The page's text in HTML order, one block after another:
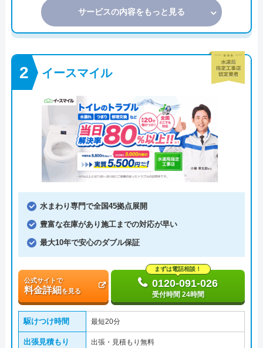
サービスの内容をもっと見る
イースマイル
水まわり専門で全国45拠点展開
豊富な在庫があり施工までの対応が早い
最大10年で安心のダブル保証
公式サイトで
料金詳細を見る
まずは電話相談！
0120-091-026
受付時間 24時間
駆けつけ時間 最短20分
出張見積もり 出張・見積もり無料